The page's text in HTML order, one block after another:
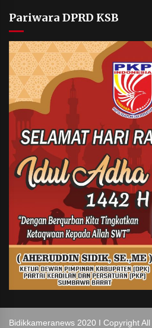
Pariwara DPRD KSB
Bidikkameranews 2020 I Copyright